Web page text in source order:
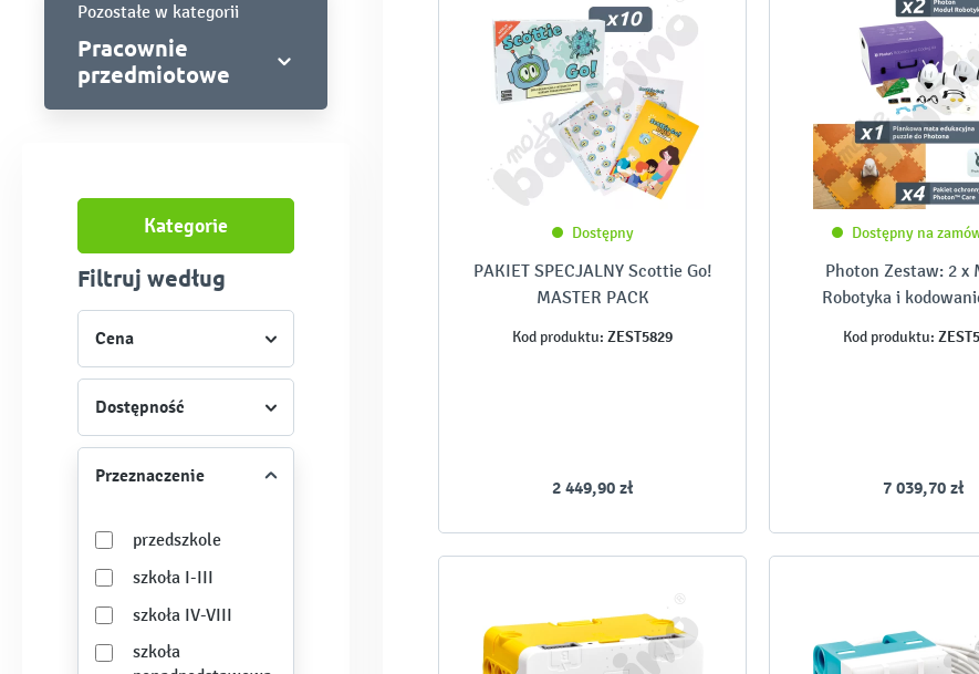
Pozostałe w kategorii
Pracownie
przedmiotowe
Kategorie
Filtruj według
Cena
Dostępność
Przeznaczenie
przedszkole
szkoła I-III
szkoła IV-VIII
szkoła
Dostępny
PAKIET SPECJALNY Scottie Go!
MASTER PACK
Kod produktu: ZEST5829
2 449,90 zł
Dostępny na
Photon Zestaw: 2 x
Robotyka i
Kod produktu:
7 039,70 zł